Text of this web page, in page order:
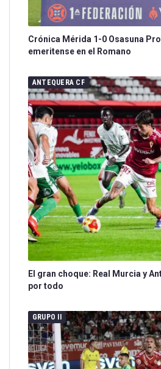
Crónica Mérida 1-0 Osasuna
emeritense en el Romano
ANTEQUERA CF
El gran choque: Real Murcia y
por todo
GRUPO II